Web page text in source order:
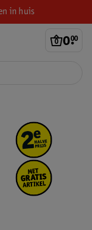
in huis
0.
00